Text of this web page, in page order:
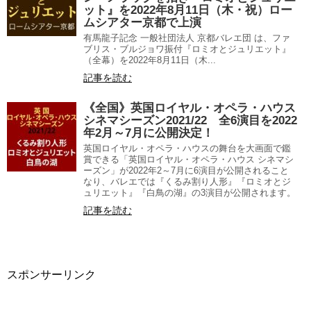
ット』を2022年8月11日（木・祝）ロー
ムシアター京都で上演
有馬龍子記念 一般社団法人 京都バレエ団 は、ファ
ブリス・ブルジョワ振付『ロミオとジュリエット』
（全幕）を2022年8月11日（木...
記事を読む
《全国》英国ロイヤル・オペラ・ハウス
シネマシーズン2021/22 全6演目を2022
年2月～7月に公開決定！
英国ロイヤル・オペラ・ハウスの舞台を大画面で鑑
賞できる「英国ロイヤル・オペラ・ハウス シネマシ
ーズン」が2022年2～7月に6演目が公開されること
なり、バレエでは『くるみ割り人形』『ロミオとジ
ュリエット』『白鳥の湖』の3演目が公開されます。
記事を読む
スポンサーリンク